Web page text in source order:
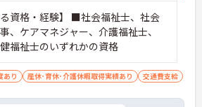
る資格・経験】 ■社会福祉士、社会
、ケアマネジャー、介護福祉士、
福祉士のいずれかの資格
あり 産休･育休･介護休暇取得実績あり 交通費支給